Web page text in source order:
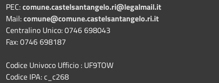
PEC:comune.castelsantangelo.ri@legalmail.it
Mail:comune@comune.castelsantangelo.ri.it
Centralino Unico: 0746 698043
Fax: 0746 698187
Codice Univoco Ufficio : UF9TOW
Codice IPA: c_c268